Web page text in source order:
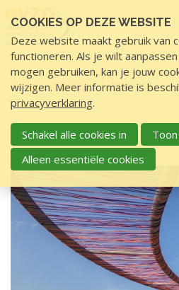
links
over
S
p
r
n
g
n
a
a
r
Home Overige Nieuws
N
i
e
u
w
NIEUWS
COOKIES OP DEZE WEBSITE
Deze website maakt gebruik van
functioneren. Als je wilt
mogen gebruiken, kan je jouw
wijzigen. Meer informatie is
privacyverklaring.
Schakel alle cookies in
Alleen essentiële cookies